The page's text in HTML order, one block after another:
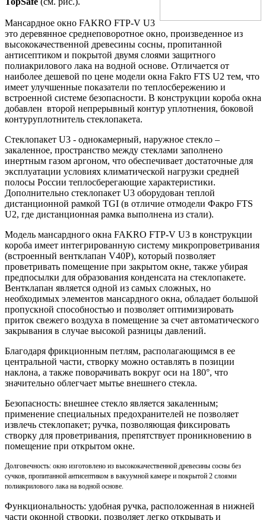
Мансардное окно FAKRO FTP-V U3
это деревянное среднеповоротное окно, произведенное из
высококачественной древесины сосны, пропитанной
антисептиком и покрытой двумя слоями защитного
полиакрилового лака на водной основе. Отличается от
наиболее дешевой по цене модели окна Fakro FTS U2 тем, что
имеет улучшенные показатели по теплосбережению и
встроенной системе безопасности. В конструкции короба окна
добавлен второй непрерывный контур уплотнения, боковой
контуруплотнитель стеклопакета.
Стеклопакет U3 - однокамерный, наружное стекло –
закаленное, пространство между стеклами заполнено
инертным газом аргоном, что обеспечивает достаточные для
эксплуатации условиях климатической нагрузки средней
полосы России теплосберегающие характеристики.
Дополнительно стеклопакет U3 оборудован теплой
дистанционной рамкой TGI (в отличие отмодели Факро FTS
U2, где дистанционная рамка выполнена из стали).
Модель мансардного окна FAKRO FTP-V U3 в конструкции
короба имеет интегрированную систему микропроветривания
(встроенный вентклапан V40P), который позволяет
проветривать помещение при закрытом окне, также убирая
предпосылки для образования конденсата на стеклопакете.
Вентклапан является одной из самых сложных, но
необходимых элементов мансардного окна, обладает большой
пропускной способностью и позволяет оптимизировать
приток свежего воздуха в помещение за счет автоматического
закрывания в случае высокой разницы давлений.
Благодаря фрикционным петлям, располагающимся в ее
центральной части, створку можно оставлять в позиции
наклона, а также поворачивать вокруг оси на 180°, что
значительно облегчает мытье внешнего стекла.
Безопасность: внешнее стекло является закаленным;
применение специальных предохранителей не позволяет
извлечь стеклопакет; ручка, позволяющая фиксировать
створку для проветривания, препятствует проникновению в
помещение при открытом окне.
Долговечность: окно изготовлено из высококачественной древесины сосны без
сучков, пропитанной антисептиком в вакуумной камере и покрытой 2 слоями
полиакрилового лака на водной основе.
Функциональность: удобная ручка, расположенная в нижней
части оконной створки, позволяет легко открывать и